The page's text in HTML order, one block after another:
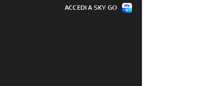
ACCEDI A SKY GO